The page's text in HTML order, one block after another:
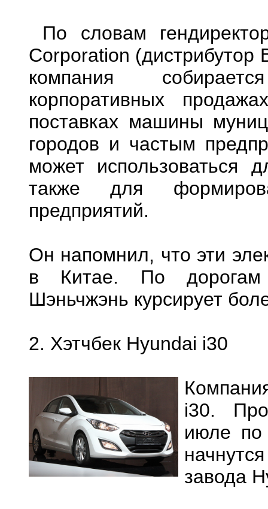
По словам
Corporation (дистрибутор
компания
корпоративных
поставках машины
городов и частым
может использоваться
также для
предприятий.
Он напомнил, что эти
в Китае. По дорогам
Шэньчжэнь курсирует
2. Хэтчбек Hyundai i30
i30.
июле по
завода